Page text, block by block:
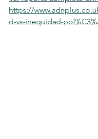
https://
d-vs-inequidad-